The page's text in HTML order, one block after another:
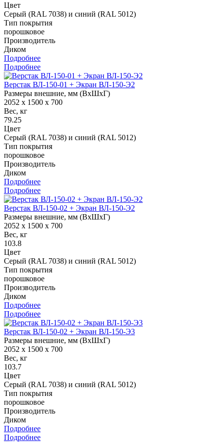
Цвет
Серый (RAL 7038) и синий (RAL 5012)
Тип покрытия
порошковое
Производитель
Диком
Подробнее
Подробнее
Верстак ВЛ-150-01 + Экран ВЛ-150-Э2
Размеры внешние, мм (ВхШхГ)
2052 x 1500 x 700
Вес, кг
79.25
Цвет
Серый (RAL 7038) и синий (RAL 5012)
Тип покрытия
порошковое
Производитель
Диком
Подробнее
Подробнее
Верстак ВЛ-150-02 + Экран ВЛ-150-Э2
Размеры внешние, мм (ВхШхГ)
2052 x 1500 x 700
Вес, кг
103.8
Цвет
Серый (RAL 7038) и синий (RAL 5012)
Тип покрытия
порошковое
Производитель
Диком
Подробнее
Подробнее
Верстак ВЛ-150-02 + Экран ВЛ-150-Э3
Размеры внешние, мм (ВхШхГ)
2052 x 1500 x 700
Вес, кг
103.7
Цвет
Серый (RAL 7038) и синий (RAL 5012)
Тип покрытия
порошковое
Производитель
Диком
Подробнее
Подробнее